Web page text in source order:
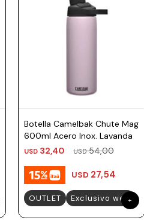
Botella Camelbak Chute Mag
600ml Acero Inox. Lavanda
USD 32,40 USD 54,00
USD 27,54
OUTLET Exclusivo web